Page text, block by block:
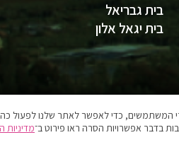
בית גבריאל
בית יגאל אלון
המשתמשים, כדי לאפשר לאתר שלנו
בדבר אפשרויות הסרה ראו פירוט ב־מדיניות